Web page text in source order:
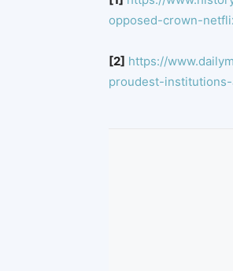
opposed-crown-
[2] https://
proudest-institutions-